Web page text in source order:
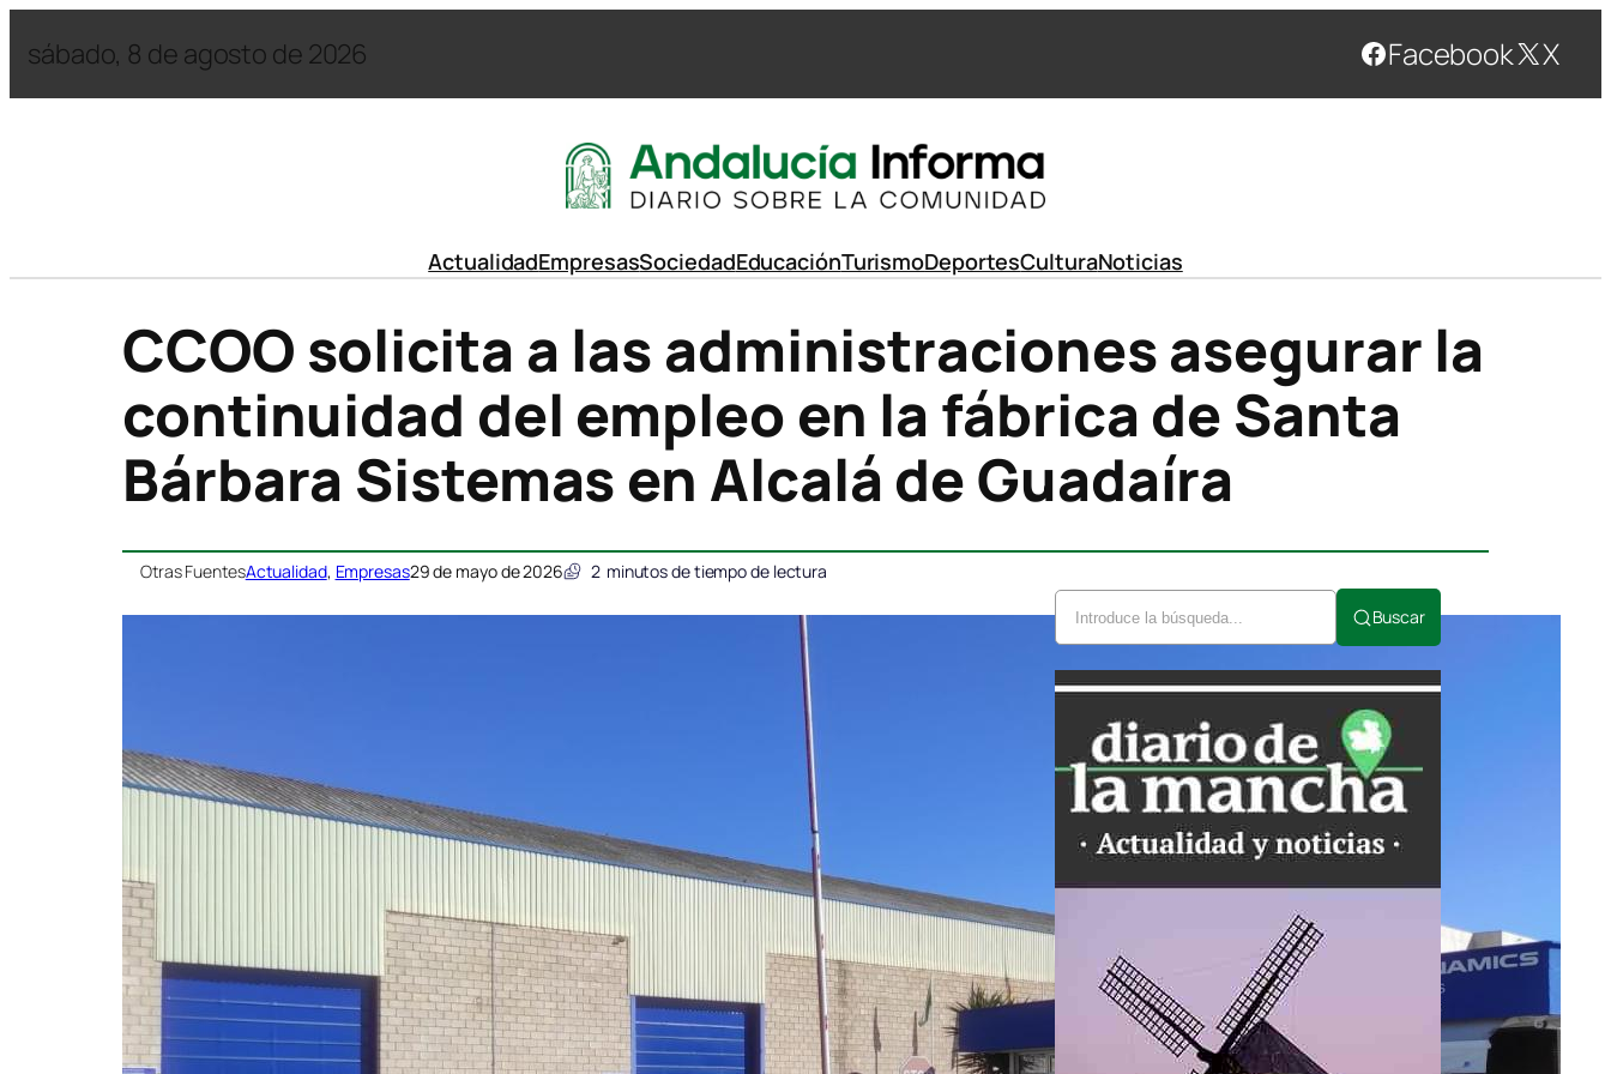
sábado, 8 de agosto de 2026 Facebook X
ActualidadEmpresasSociedadEducaciónTurismoDeportesCulturaNoticias
CCOO solicita a las administraciones asegurar la
continuidad del empleo en la fábrica de Santa
Bárbara Sistemas en Alcalá de Guadaíra
Otras FuentesActualidad, Empresas29 de mayo de 2026 2 minutos de tiempo de lectura
Buscar